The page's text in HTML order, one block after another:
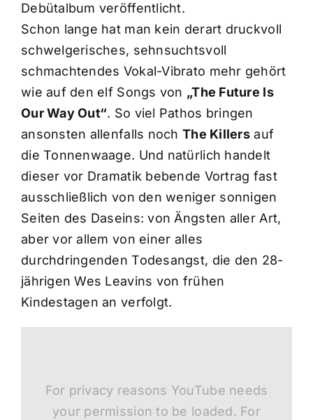
Debütalbum veröffentlicht.
Schon lange hat man kein derart druckvoll
schwelgerisches, sehnsuchtsvoll
schmachtendes Vokal-Vibrato mehr gehört
wie auf den elf Songs von „The Future Is
Our Way Out“. So viel Pathos bringen
ansonsten allenfalls nochThe Killers auf
die Tonnenwaage. Und natürlich handelt
dieser vor Dramatik bebende Vortrag fast
ausschließlich von den weniger sonnigen
Seiten des Daseins: von Ängsten aller Art,
aber vor allem von einer alles
durchdringenden Todesangst, die den 28-
jährigen Wes Leavins von frühen
Kindestagen an verfolgt.
For privacy reasons YouTube needs
your permission to be loaded. For